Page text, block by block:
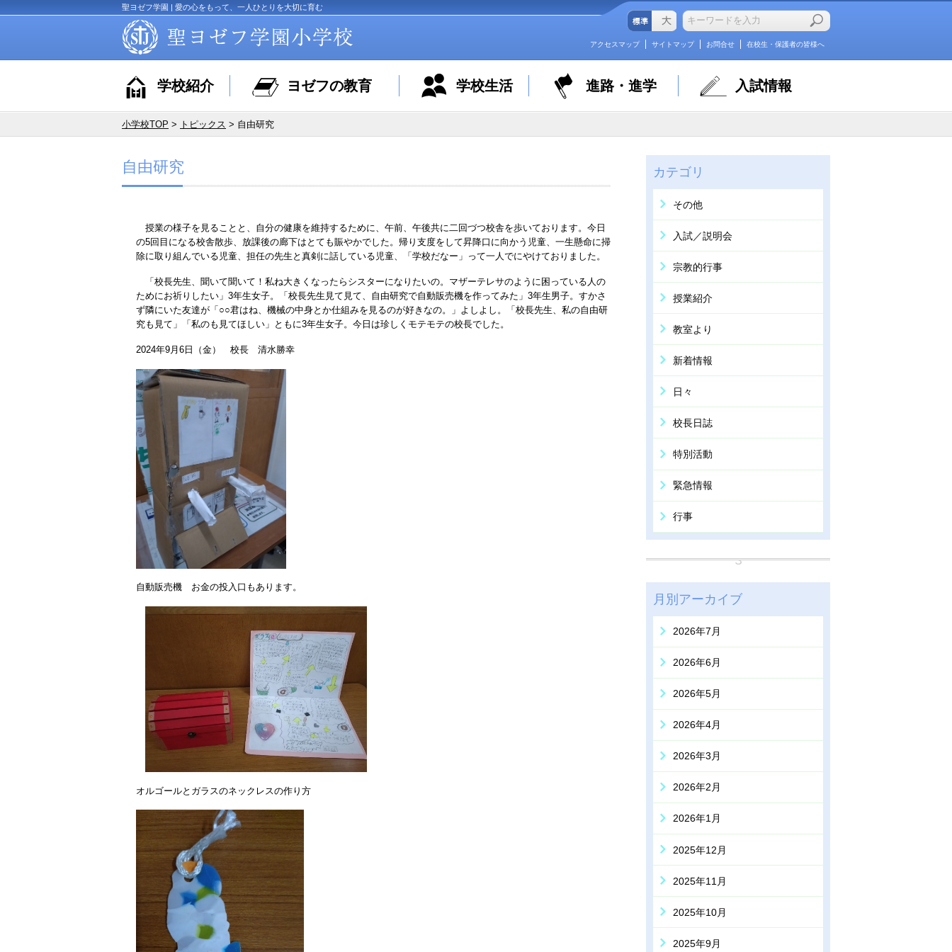
聖ヨゼフ学園 | 愛の心をもって、一人ひとりを大切に育む
アクセスマップ サイトマップ お問合せ 在校生・保護者の皆様へ
学校紹介 ヨゼフの教育 学校生活 進路・進学 入試情報
小学校TOP > トピックス > 自由研究
自由研究
授業の様子を見ることと、自分の健康を維持するために、午前、午後共に二回づつ校舎を歩いております。今日
の5回目になる校舎散歩、放課後の廊下はとても賑やかでした。帰り支度をして昇降口に向かう児童、一生懸命に掃
除に取り組んでいる児童、担任の先生と真剣に話している児童、「学校だなー」って一人でにやけておりました。
「校長先生、聞いて聞いて！私ね大きくなったらシスターになりたいの。マザーテレサのように困っている人の
ためにお祈りしたい」3年生女子。「校長先生見て見て、自由研究で自動販売機を作ってみた」3年生男子。すかさ
ず隣にいた友達が「○○君はね、機械の中身とか仕組みを見るのが好きなの。」よしよし。「校長先生、私の自由研
究も見て」「私のも見てほしい」ともに3年生女子。今日は珍しくモテモテの校長でした。
2024年9月6日（金） 校長 清水勝幸
自動販売機 お金の投入口もあります。
オルゴールとガラスのネックレスの作り方
カテゴリ
その他
入試／説明会
宗教的行事
授業紹介
教室より
新着情報
日々
校長日誌
特別活動
緊急情報
行事
月別アーカイブ
2026年7月
2026年6月
2026年5月
2026年4月
2026年3月
2026年2月
2026年1月
2025年12月
2025年11月
2025年10月
2025年9月